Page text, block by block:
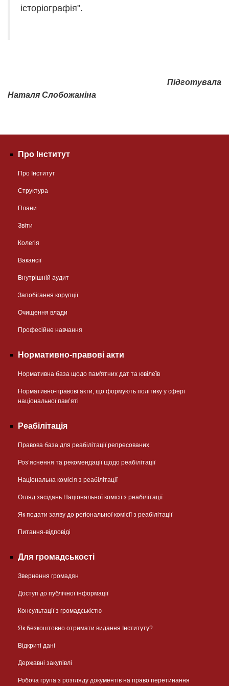
історіографія".
Підготувала
Наталя Слобожаніна
Про Інститут
Про Інститут
Структура
Плани
Звіти
Колегія
Вакансії
Внутрішній аудит
Запобігання корупції
Очищення влади
Професійне навчання
Нормативно-правові акти
Нормативна база щодо пам'ятних дат та ювілеїв
Нормативно-правові акти, що формують політику у сфері
національної памʼяті
Реабілітація
Правова база для реабілітації репресованих
Розʼяснення та рекомендації щодо реабілітації
Національна комісія з реабілітації
Огляд засідань Національної комісії з реабілітації
Як подати заяву до регіональної комісії з реабілітації
Питання-відповіді
Для громадськості
Звернення громадян
Доступ до публічної інформації
Консультації з громадськістю
Як безкоштовно отримати видання Інституту?
Відкриті дані
Державні закупівлі
Робоча група з розгляду документів на право перетинання